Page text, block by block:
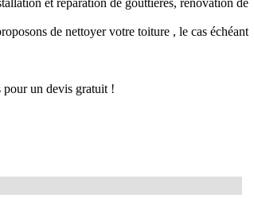
de nettoyer votre toiture , le cas échéant
pour un devis gratuit !